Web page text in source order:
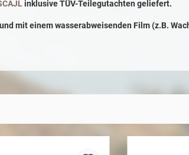
inklusive TÜV-Teilegutachten geliefert.
mit einem wasserabweisenden Film (z.B.